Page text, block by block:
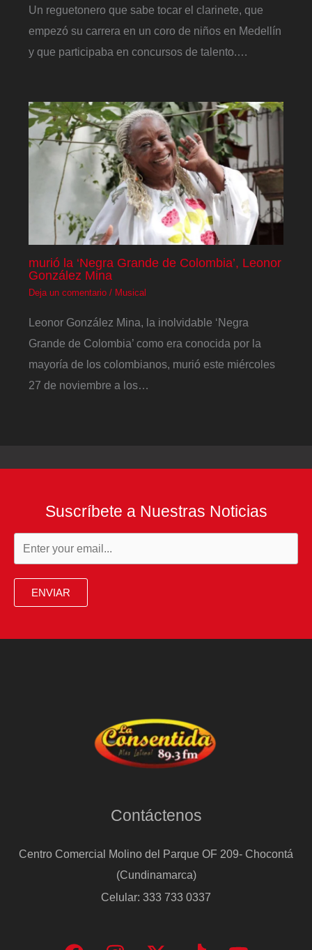
Un reguetonero que sabe tocar el clarinete, que
empezó su carrera en un coro de niños en Medellín
y que participaba en concursos de talento.…
murió la ‘Negra Grande de Colombia’, Leonor
González Mina
Deja un comentario / Musical
Leonor González Mina, la inolvidable ‘Negra
Grande de Colombia’ como era conocida por la
mayoría de los colombianos, murió este miércoles
27 de noviembre a los…
Suscríbete a Nuestras Noticias
ENVIAR
Contáctenos
Centro Comercial Molino del Parque OF 209- Chocontá
(Cundinamarca)
Celular: 333 733 0337